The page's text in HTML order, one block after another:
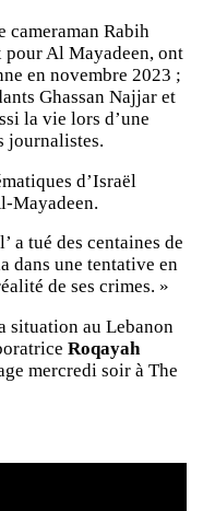
cameraman Rabih
Al Mayadeen, ont
en novembre 2023 ;
Ghassan Najjar et
la vie lors d’une
journalistes.
d’Israël
Mayadeen.
a tué des centaines de
dans une tentative en
de ses crimes. »
situation au Lebanon
Roqayah
mercredi soir à The